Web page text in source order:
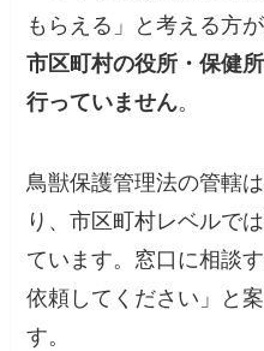
もらえる」と考える方
市区町村の役所・保健
行っていません。
鳥獣保護管理法の管轄
り、市区町村レベルで
ています。窓口に相談
依頼してください」と
す。